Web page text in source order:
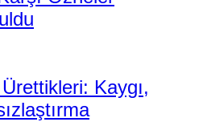
Ürettikleri: Kaygı,